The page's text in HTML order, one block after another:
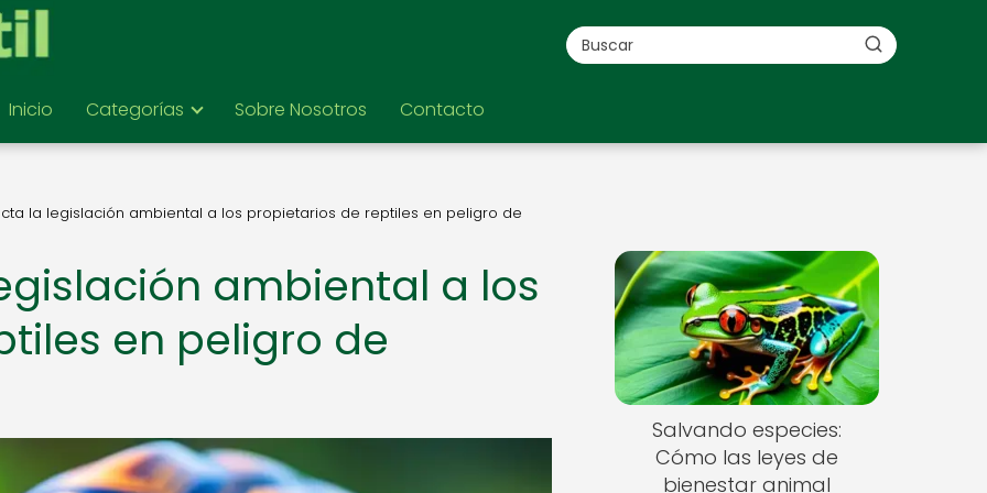
Inicio Categorías Sobre Nosotros Contacto
la legislación ambiental a los propietarios de reptiles en peligro de
ambiental a los
en peligro de
Salvando especies:
Cómo las leyes de
bienestar animal